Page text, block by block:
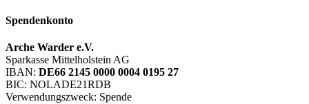
Spendenkonto
Arche Warder e.V.
Sparkasse Mittelholstein AG
IBAN: DE66 2145 0000 0004 0195 27
BIC: NOLADE21RDB
Verwendungszweck: Spende